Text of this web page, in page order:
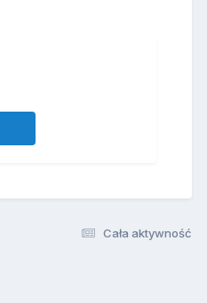
Cała aktywność